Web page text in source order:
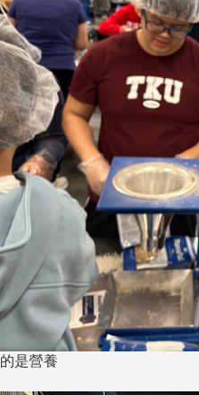
是營養
日大雨陰霾下，風保系友會
年6月27日(六)舉辦的一日
神奇迎來超幸運好天氣。大 ...
捐款徵信、其他消
訂閱校友e報！